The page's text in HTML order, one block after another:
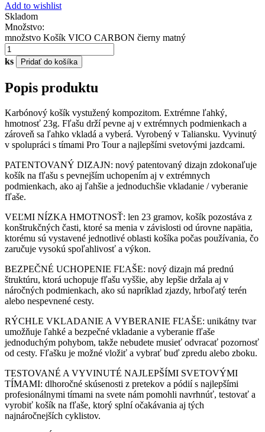
Add to wishlist
Skladom
Množstvo:
množstvo Košík VICO CARBON čierny matný
ks Pridať do košíka
Popis produktu
Karbónový košík vystužený kompozitom. Extrémne ľahký,
hmotnosť 23g. Fľašu drží pevne aj v extrémnych podmienkach a
zároveň sa ľahko vkladá a vyberá. Vyrobený v Taliansku. Vyvinutý
v spolupráci s tímami Pro Tour a najlepšími svetovými jazdcami.
PATENTOVANÝ DIZAJN: nový patentovaný dizajn zdokonaľuje
košík na fľašu s pevnejším uchopením aj v extrémnych
podmienkach, ako aj ľahšie a jednoduchšie vkladanie / vyberanie
fľaše.
VEĽMI NÍZKA HMOTNOSŤ: len 23 gramov, košík pozostáva z
konštrukčných časti, ktoré sa menia v závislosti od úrovne napätia,
ktorému sú vystavené jednotlivé oblasti košíka počas používania, čo
zaručuje vysokú spoľahlivosť a výkon.
BEZPEČNÉ UCHOPENIE FĽAŠE: nový dizajn má prednú
štruktúru, ktorá uchopuje fľašu vyššie, aby lepšie držala aj v
náročných podmienkach, ako sú napríklad zjazdy, hrboľatý terén
alebo nespevnené cesty.
RÝCHLE VKLADANIE A VYBERANIE FĽAŠE: unikátny tvar
umožňuje ľahké a bezpečné vkladanie a vyberanie fľaše
jednoduchým pohybom, takže nebudete musieť odvracať pozornosť
od cesty. Fľašku je možné vložiť a vybrať buď zpredu alebo zboku.
TESTOVANÉ A VYVINUTÉ NAJLEPŠÍMI SVETOVÝMI
TÍMAMI: dlhoročné skúsenosti z pretekov a pódií s najlepšími
profesionálnymi tímami na svete nám pomohli navrhnúť, testovať a
vyrobiť košík na fľaše, ktorý splní očakávania aj tých
najnáročnejších cyklistov.